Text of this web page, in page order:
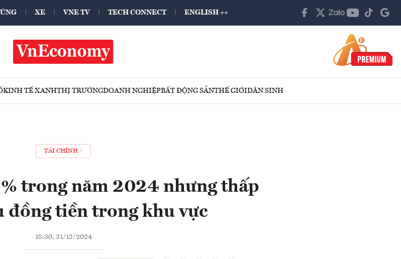
XE VNE TV TECH CONNECT ENGLISH ++
KINH TẾ XANHTHỊ TRƯỜNGDOANH NGHIỆPBẤT ĐỘNG SẢNTHẾ GIỚIDÂN SINH
TÀI CHÍNH
trong năm 2024 nhưng thấp
đồng tiền trong khu vực
18:30, 31/12/2024